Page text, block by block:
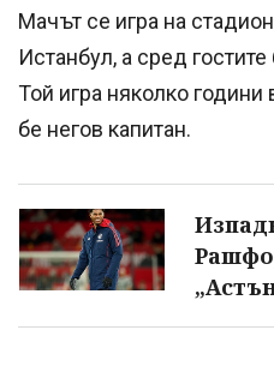
Мачът се игра на
Истанбул, а сред
Той игра няколко
бе негов капитан.